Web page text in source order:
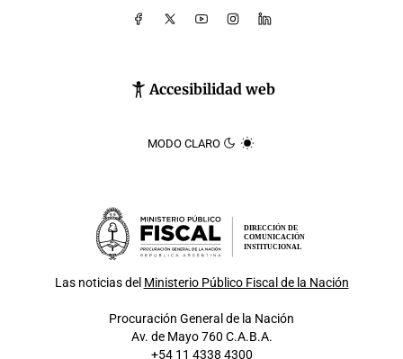
Accesibilidad web
MODO CLARO
DIRECCIÓN DE
COMUNICACIÓN
INSTITUCIONAL
Las noticias del Ministerio Público Fiscal de la Nación
Procuración General de la Nación
Av. de Mayo 760 C.A.B.A.
+54 11 4338 4300